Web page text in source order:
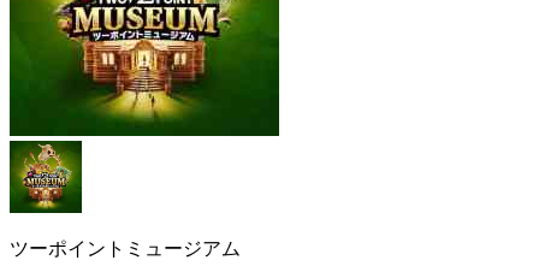
ツーポイントミュージアム